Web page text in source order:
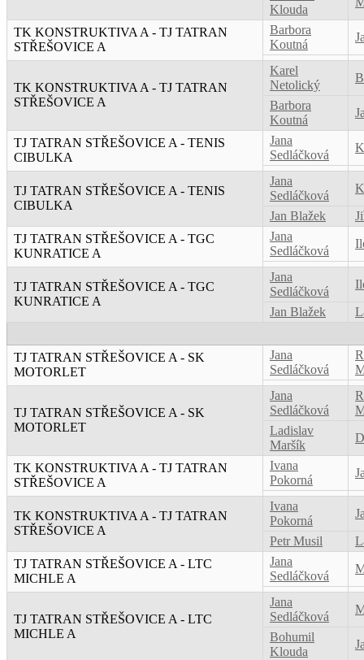
Klouda
TK KONSTRUKTIVA A - TJ TATRAN
STŘEŠOVICE A
Barbora
Koutná
TK KONSTRUKTIVA A - TJ TATRAN
STŘEŠOVICE A
Karel
Netolický
Barbora
Koutná
TJ TATRAN STŘEŠOVICE A - TENIS
CIBULKA
Jana
Sedláčková
TJ TATRAN STŘEŠOVICE A - TENIS
CIBULKA
Jana
Sedláčková
Jan Blažek
TJ TATRAN STŘEŠOVICE A - TGC
KUNRATICE A
Jana
Sedláčková
TJ TATRAN STŘEŠOVICE A - TGC
KUNRATICE A
Jana
Sedláčková
Jan Blažek
TJ TATRAN STŘEŠOVICE A - SK
MOTORLET
Jana
Sedláčková
TJ TATRAN STŘEŠOVICE A - SK
MOTORLET
Jana
Sedláčková
Ladislav
Maršík
TK KONSTRUKTIVA A - TJ TATRAN
STŘEŠOVICE A
Ivana
Pokorná
TK KONSTRUKTIVA A - TJ TATRAN
STŘEŠOVICE A
Ivana
Pokorná
Petr Musil
TJ TATRAN STŘEŠOVICE A - LTC
MICHLE A
Jana
Sedláčková
TJ TATRAN STŘEŠOVICE A - LTC
MICHLE A
Jana
Sedláčková
Bohumil
Klouda